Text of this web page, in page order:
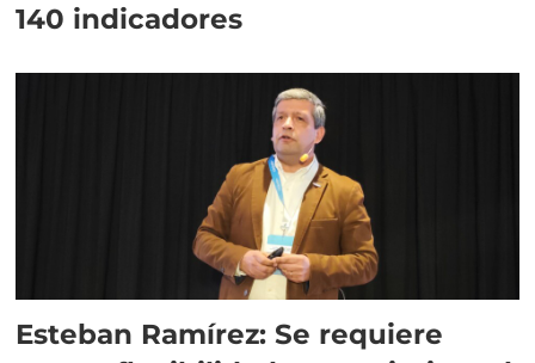
140 indicadores
Esteban Ramírez: Se requiere